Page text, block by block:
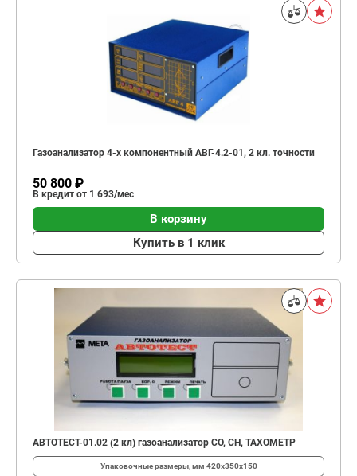
Газоанализатор 4-х компонентный АВГ-4.2-01, 2 кл. точности
50 800 ₽
В кредит от 1 693/мес
В корзину
Купить в 1 клик
АВТОТЕСТ-01.02 (2 кл) газоанализатор СО, СН, ТАХОМЕТР
Упаковочные размеры, мм 420х350х150